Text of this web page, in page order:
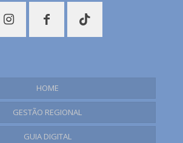
HOME
GESTÃO REGIONAL
Plano Regional de Turismo
GUIA DIGITAL